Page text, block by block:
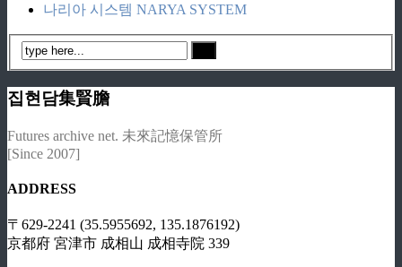
나리아 시스템 NARYA SYSTEM
집현담集賢膽
Futures archive net. 未來記憶保管所
[Since 2007]
ADDRESS
〒629-2241 (35.5955692, 135.1876192)
京都府 宮津市 成相山 成相寺院 339